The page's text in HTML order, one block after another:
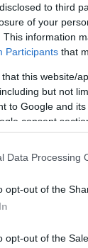
to third
of your
This information
Participants that
that this website/
but not
to Google and
consent
Data Processing
opt-out of the
opt-out of the
farkas,
szerint
és önállóan